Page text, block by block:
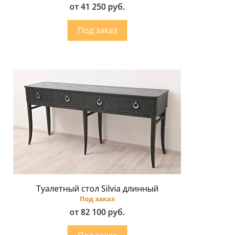
от 41 250 руб.
Туалетный стол Silvia длинный
Под заказ
от 82 100 руб.